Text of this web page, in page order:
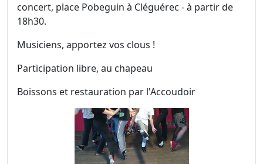
concert, place Pobeguin à Cléguérec - à partir de
18h30.
Musiciens, apportez vos clous !
Participation libre, au chapeau
Boissons et restauration par l'Accoudoir